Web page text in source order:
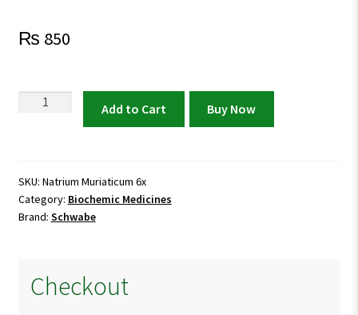
₨ 850
Natrium
Add to Cart Buy Now
SKU: Natrium Muriaticum 6x
Category: Biochemic Medicines
Brand: Schwabe
Checkout